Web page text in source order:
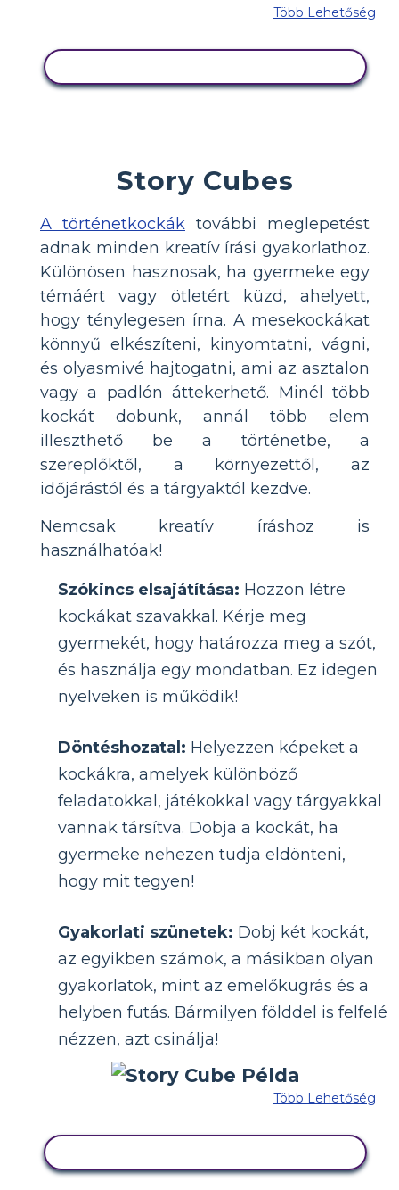
Több Lehetőség
Story Cubes
A történetkockák további meglepetést
adnak minden kreatív írási gyakorlathoz.
Különösen hasznosak, ha gyermeke egy
témáért vagy ötletért küzd, ahelyett,
hogy ténylegesen írna. A mesekockákat
könnyű elkészíteni, kinyomtatni, vágni,
és olyasmivé hajtogatni, ami az asztalon
vagy a padlón áttekerhető. Minél több
kockát dobunk, annál több elem
illeszthető be a történetbe, a
szereplőktől, a környezettől, az
időjárástól és a tárgyaktól kezdve.
Nemcsak kreatív íráshoz is
használhatóak!
Szókincs elsajátítása: Hozzon létre
kockákat szavakkal. Kérje meg
gyermekét, hogy határozza meg a szót,
és használja egy mondatban. Ez idegen
nyelveken is működik!
Döntéshozatal: Helyezzen képeket a
kockákra, amelyek különböző
feladatokkal, játékokkal vagy tárgyakkal
vannak társítva. Dobja a kockát, ha
gyermeke nehezen tudja eldönteni,
hogy mit tegyen!
Gyakorlati szünetek: Dobj két kockát,
az egyikben számok, a másikban olyan
gyakorlatok, mint az emelőkugrás és a
helyben futás. Bármilyen földdel is felfelé
nézzen, azt csinálja!
Több Lehetőség